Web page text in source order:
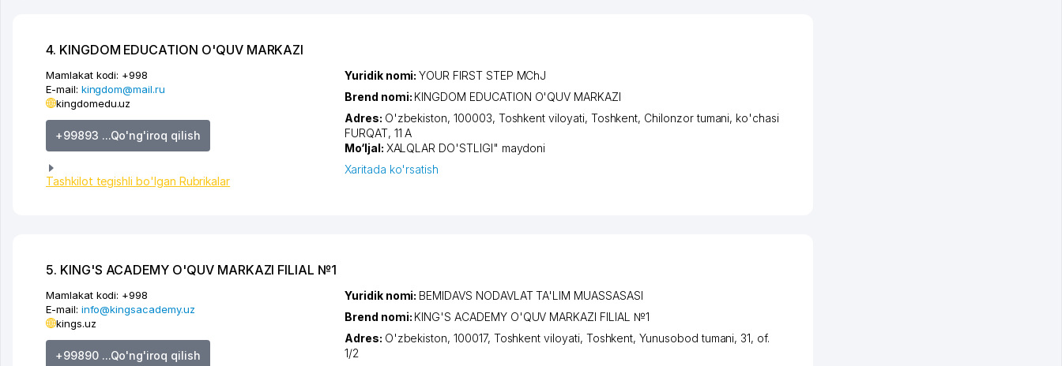
4. KINGDOM EDUCATION O'QUV MARKAZI
Mamlakat kodi: +998
E-mail: kingdom@mail.ru
kingdomedu.uz
+99893 ...Qo'ng'iroq qilish
Tashkilot tegishli bo'lgan Rubrikalar
Yuridik nomi:YOUR FIRST STEP MChJ
Brend nomi: KINGDOM EDUCATION O'QUV MARKAZI
Adres: O'zbekiston, 100003, Toshkent viloyati, Toshkent, Chilonzor tumani, ko'chasi
FURQAT, 11 А
Mo‘ljal: XALQLAR DO'STLIGI" maydoni
Xaritada ko'rsatish
5. KING'S ACADEMY O'QUV MARKAZI FILIAL №1
Mamlakat kodi: +998
E-mail: info@kingsacademy.uz
kings.uz
+99890 ...Qo'ng'iroq qilish
Yuridik nomi: BEMIDAVS NODAVLAT TA'LIM MUASSASASI
Brend nomi: KING'S ACADEMY O'QUV MARKAZI FILIAL №1
Adres: O'zbekiston, 100017, Toshkent viloyati, Toshkent,Yunusobod tumani, 31, of.
1/2